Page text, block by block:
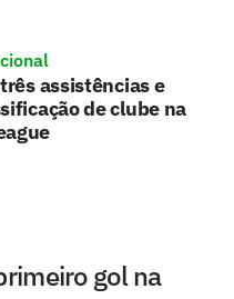
assistências e
de clube na
gol na